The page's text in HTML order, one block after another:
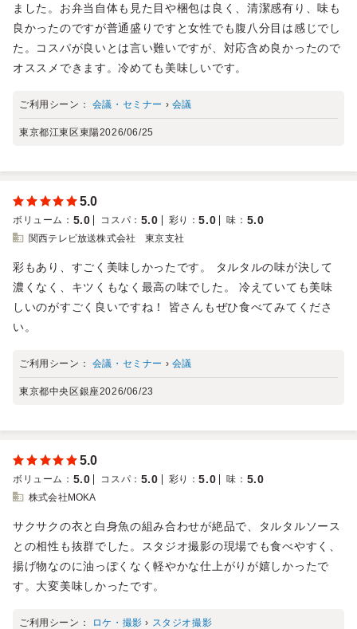
ました。お弁当自体も見た目や梱包は良く、清潔感有り、味も
良かったのですが普通盛りですと女性でも腹八分目は感じでし
た。コスパが良いとは言い難いですが、対応含め良かったので
オススメできます。冷めても美味しいです。
ご利用シーン： 会議・セミナー › 会議
東京都江東区東陽2026/06/25
5.0
ボリューム ： 5.0 コスパ ： 5.0 彩り ：5.0 味 ： 5.0
関西テレビ放送株式会社 東京支社
彩もあり、すごく美味しかったです。 タルタルの味が決して
濃くなく、キツくもなく最高の味でした。 冷えていても美味
しいのがすごく良いですね！ 皆さんもぜひ食べてみてくださ
い。
ご利用シーン： 会議・セミナー › 会議
東京都中央区銀座2026/06/23
5.0
ボリューム ： 5.0 コスパ ： 5.0 彩り ：5.0 味 ： 5.0
株式会社MOKA
サクサクの衣と白身魚の組み合わせが絶品で、タルタルソース
との相性も抜群でした。スタジオ撮影の現場でも食べやすく、
揚げ物なのに油っぽくなく軽やかな仕上がりが嬉しかったで
す。大変美味しかったです。
ご利用シーン： ロケ・撮影 › スタジオ撮影